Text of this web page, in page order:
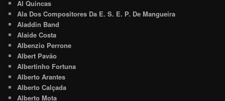
Al Quincas
Ala Dos Compositores Da E. S. E. P. De Mangueira
Aladdin Band
Alaide Costa
Albenzio Perrone
Albert Pavão
Albertinho Fortuna
Alberto Arantes
Alberto Calçada
Alberto Mota